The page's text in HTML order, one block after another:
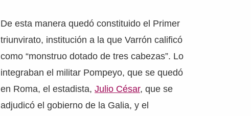
De esta manera quedó constituido el Primer
triunvirato, institución a la que Varrón calificó
como “monstruo dotado de tres cabezas”. Lo
integraban el militar Pompeyo, que se quedó
en Roma, el estadista,Julio César, que se
adjudicó el gobierno de la Galia, y el